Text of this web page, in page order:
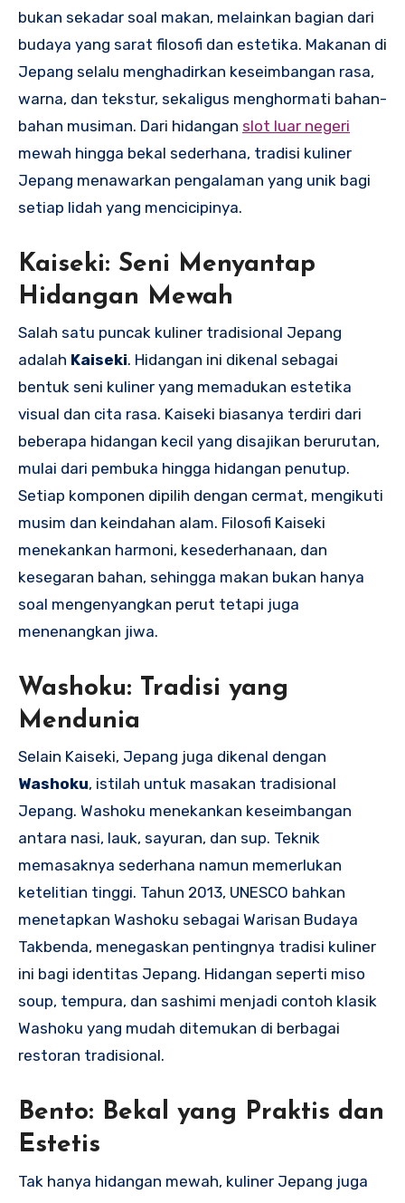
bukan sekadar soal makan, melainkan bagian dari
budaya yang sarat filosofi dan estetika. Makanan di
Jepang selalu menghadirkan keseimbangan rasa,
warna, dan tekstur, sekaligus menghormati bahan-
bahan musiman. Dari hidangan slot luar negeri
mewah hingga bekal sederhana, tradisi kuliner
Jepang menawarkan pengalaman yang unik bagi
setiap lidah yang mencicipinya.
Kaiseki: Seni Menyantap
Hidangan Mewah
Salah satu puncak kuliner tradisional Jepang
adalah Kaiseki. Hidangan ini dikenal sebagai
bentuk seni kuliner yang memadukan estetika
visual dan cita rasa. Kaiseki biasanya terdiri dari
beberapa hidangan kecil yang disajikan berurutan,
mulai dari pembuka hingga hidangan penutup.
Setiap komponen dipilih dengan cermat, mengikuti
musim dan keindahan alam. Filosofi Kaiseki
menekankan harmoni, kesederhanaan, dan
kesegaran bahan, sehingga makan bukan hanya
soal mengenyangkan perut tetapi juga
menenangkan jiwa.
Washoku: Tradisi yang
Mendunia
Selain Kaiseki, Jepang juga dikenal dengan
Washoku, istilah untuk masakan tradisional
Jepang. Washoku menekankan keseimbangan
antara nasi, lauk, sayuran, dan sup. Teknik
memasaknya sederhana namun memerlukan
ketelitian tinggi. Tahun 2013, UNESCO bahkan
menetapkan Washoku sebagai Warisan Budaya
Takbenda, menegaskan pentingnya tradisi kuliner
ini bagi identitas Jepang. Hidangan seperti miso
soup, tempura, dan sashimi menjadi contoh klasik
Washoku yang mudah ditemukan di berbagai
restoran tradisional.
Bento: Bekal yang Praktis dan
Estetis
Tak hanya hidangan mewah, kuliner Jepang juga